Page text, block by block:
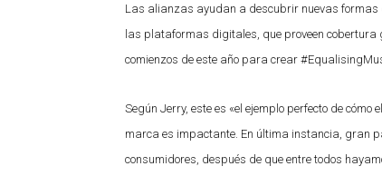
Las alianzas ayudan a descubrir nuevas formas
las plataformas digitales, que proveen cobertura
comienzos de este año para crear
Según Jerry, este es «el ejemplo perfecto de
marca es impactante. En última instancia, gran
consumidores, después de que entre todos